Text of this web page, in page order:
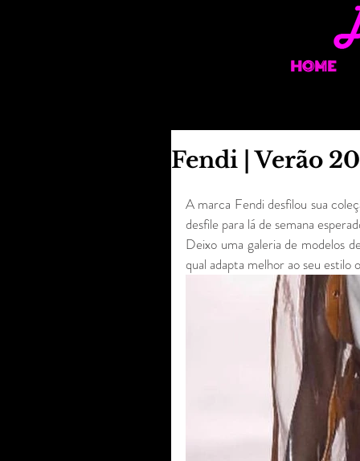
HOME
Fendi | Verão
A marca Fendi desfilou sua
desfile para lá de semana
Deixo uma galeria de modelos
qual adapta melhor ao seu estilo